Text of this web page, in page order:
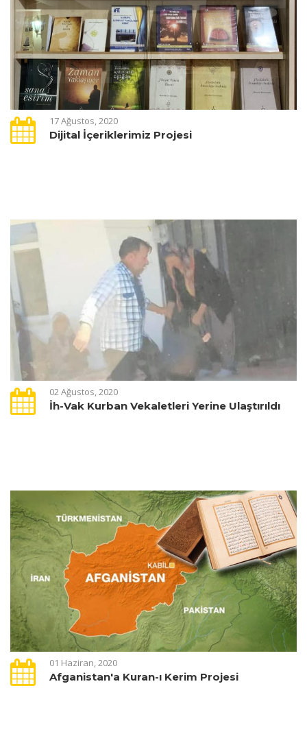
17 Ağustos, 2020
Dijital İçeriklerimiz Projesi
02 Ağustos, 2020
İh-Vak Kurban Vekaletleri Yerine Ulaştırıldı
01 Haziran, 2020
Afganistan'a Kuran-ı Kerim Projesi